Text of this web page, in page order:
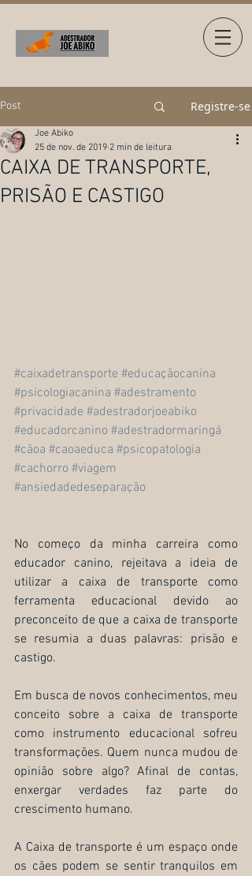
Post Registre-se
CAIXA DE TRANSPORTE,
PRISÃO E CASTIGO
Joe Abiko
25 de nov. de 2019 2 min de leitura
#caixadetransporte #educaçãocanina
#psicologiacanina #adestramento
#privacidade #adestradorjoeabiko
#educadorcanino #adestradormaringá
#cãoa #caoaeduca #psicopatologia
#cachorro #viagem
#ansiedadedeseparação
No começo da minha carreira como
educador canino, rejeitava a ideia de
utilizar a caixa de transporte como
ferramenta educacional devido ao
preconceito de que a caixa de transporte
se resumia a duas palavras: prisão e
castigo.
Em busca de novos conhecimentos, meu
conceito sobre a caixa de transporte
como instrumento educacional sofreu
transformações. Quem nunca mudou de
opinião sobre algo? Afinal de contas,
enxergar verdades faz parte do
crescimento humano.
A Caixa de transporte é um espaço onde
os cães podem se sentir tranquilos em